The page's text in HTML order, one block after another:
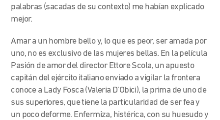
palabras (sacadas de su contexto) me habían explicado
mejor.
Amar a un hombre bello y, lo que es peor, ser amada por
uno, no es exclusivo de las mujeres bellas. En la película
Pasión de amor del director Ettore Scola, un apuesto
capitán del ejército italiano enviado a vigilar la frontera
conoce a Lady Fosca (Valeria D’Obici), la prima de uno de
sus superiores, que tiene la particularidad de ser fea y
un poco deforme. Enfermiza, histérica, con su huesudo y